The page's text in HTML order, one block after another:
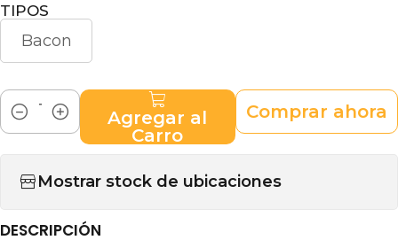
TIPOS
Bacon
Cantidad
Agregar al
Carro
Comprar ahora
Mostrar stock de ubicaciones
DESCRIPCIÓN